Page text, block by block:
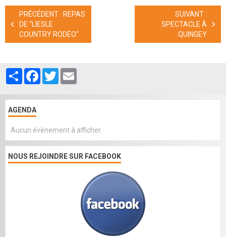
PRÉCÉDENT : REPAS
DE "LIESLE
COUNTRY RODÉO"
SUIVANT :
SPECTACLE À
QUINGEY
PartagerFacebook
Twitter
AGENDA
Aucun évènement à afficher.
NOUS REJOINDRE SUR FACEBOOK